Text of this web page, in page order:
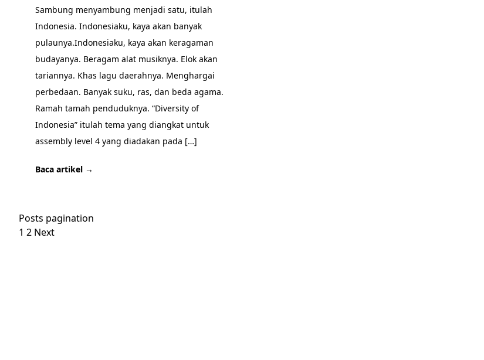
Sambung menyambung menjadi satu, itulah
Indonesia. Indonesiaku, kaya akan banyak
pulaunya.Indonesiaku, kaya akan keragaman
budayanya. Beragam alat musiknya. Elok akan
tariannya. Khas lagu daerahnya. Menghargai
perbedaan. Banyak suku, ras, dan beda agama.
Ramah tamah penduduknya. “Diversity of
Indonesia” itulah tema yang diangkat untuk
assembly level 4 yang diadakan pada […]
Baca artikel →
Posts pagination
1 2 Next